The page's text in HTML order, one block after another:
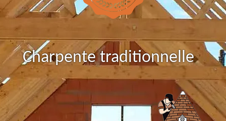
Charpente traditionnelle